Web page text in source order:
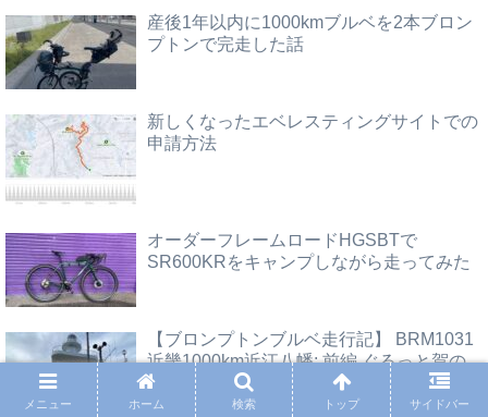
産後1年以内に1000kmブルベを2本ブロン
プトンで完走した話
新しくなったエベレスティングサイトでの
申請方法
オーダーフレームロードHGSBTで
SR600KRをキャンプしながら走ってみた
【ブロンプトンブルベ走行記】 BRM1031
近畿1000km近江八幡: 前編 ぐるっと賀の
道(南)
メニュー ホーム 検索 トップ サイドバー